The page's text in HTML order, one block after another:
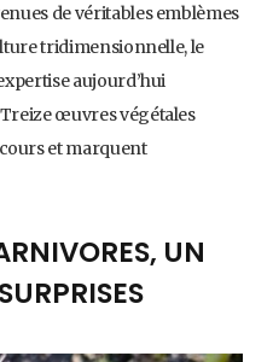
de véritables emblèmes
tridimensionnelle, le
aujourd’hui
œuvres végétales
et marquent
UN